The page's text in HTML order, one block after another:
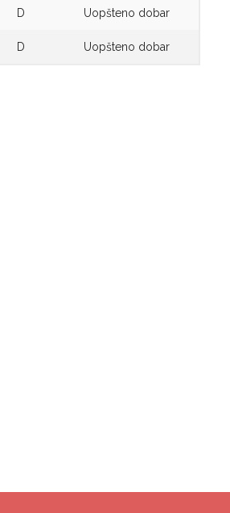
D Uopšteno dobar
D Uopšteno dobar